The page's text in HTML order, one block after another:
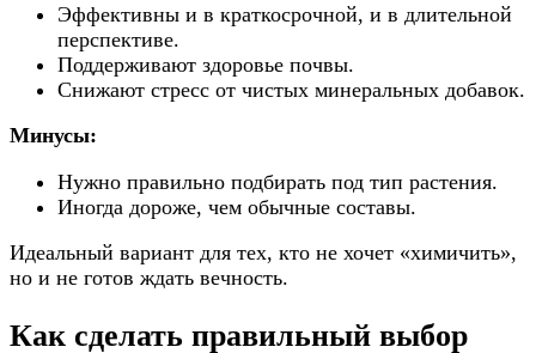
Эффективны и в краткосрочной, и в длительной
перспективе.
Поддерживают здоровье почвы.
Снижают стресс от чистых минеральных добавок.
Минусы:
Нужно правильно подбирать под тип растения.
Иногда дороже, чем обычные составы.
Идеальный вариант для тех, кто не хочет «химичить»,
но и не готов ждать вечность.
Как сделать правильный выбор